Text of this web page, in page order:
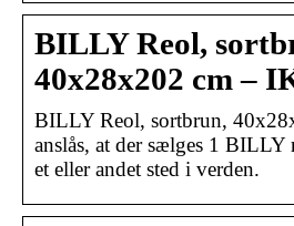
BILLY Reol,
40x28x202 cm –
BILLY Reol, sortbrun,
anslås, at der sælges 1 BILLY
et eller andet sted i verden.